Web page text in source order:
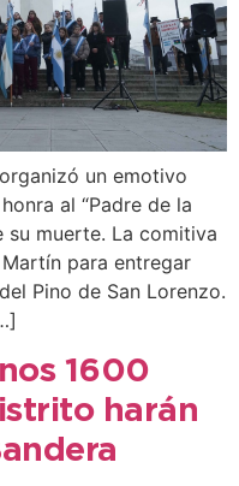
un emotivo
al “Padre de la
su muerte. La comitiva
para entregar
Pino de San Lorenzo.
1600
harán